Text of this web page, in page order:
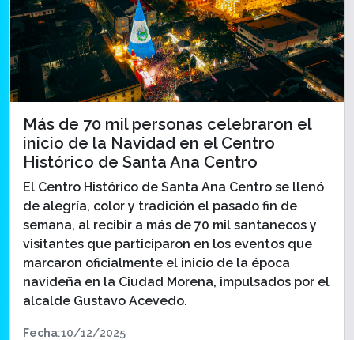
Más de 70 mil personas celebraron el
inicio de la Navidad en el Centro
Histórico de Santa Ana Centro
El Centro Histórico de Santa Ana Centro se llenó
de alegría, color y tradición el pasado fin de
semana, al recibir a más de 70 mil santanecos y
visitantes que participaron en los eventos que
marcaron oficialmente el inicio de la época
navideña en la Ciudad Morena, impulsados por el
alcalde Gustavo Acevedo.
Fecha:10/12/2025